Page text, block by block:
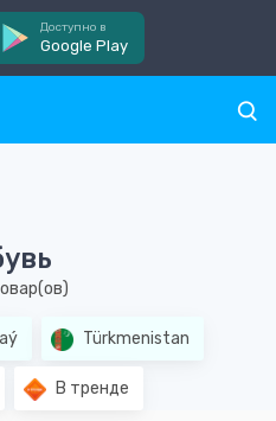
Доступно в
Google Play
Türkmenistan
В тренде